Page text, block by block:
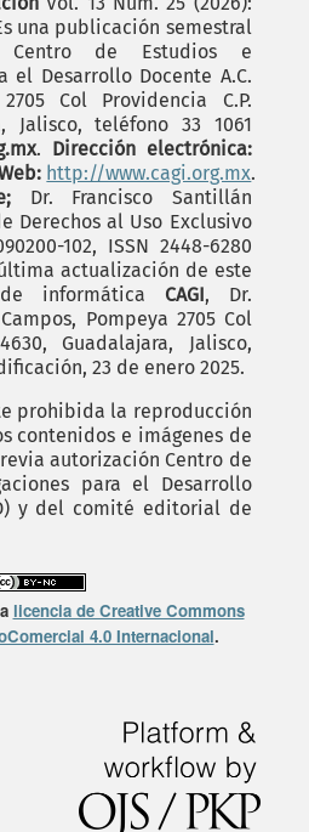
una publicación semestral
de Estudios e
el Desarrollo Docente A.C.
Col Providencia C.P.
Jalisco, teléfono 33 1061
. Dirección electrónica:
http://www.cagi.org.mx.
Dr. Francisco Santillán
Derechos al Uso Exclusivo
102, ISSN 2448-6280
actualización de este
informática CAGI, Dr.
Pompeya 2705 Col
Guadalajara, Jalisco,
23 de enero 2025.
prohibida la reproducción
contenidos e imágenes de
autorización Centro de
para el Desarrollo
y del comité editorial de
licencia de Creative Commons
4.0 Internacional.